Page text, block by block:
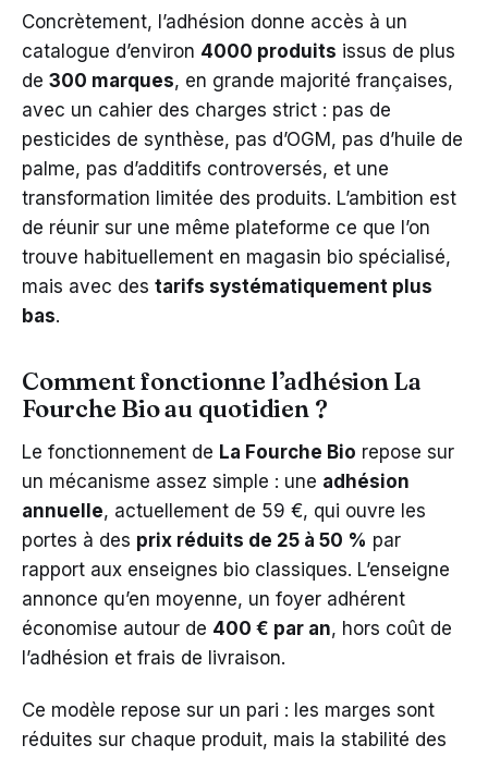
Concrètement, l’adhésion donne accès à un
catalogue d’environ 4000 produits issus de plus
de 300 marques, en grande majorité françaises,
avec un cahier des charges strict : pas de
pesticides de synthèse, pas d’OGM, pas d’huile de
palme, pas d’additifs controversés, et une
transformation limitée des produits. L’ambition est
de réunir sur une même plateforme ce que l’on
trouve habituellement en magasin bio spécialisé,
mais avec des tarifs systématiquement plus
bas.
Comment fonctionne l’adhésion La
Fourche Bio au quotidien ?
Le fonctionnement de La Fourche Bio repose sur
un mécanisme assez simple : une adhésion
annuelle, actuellement de 59 €, qui ouvre les
portes à des prix réduits de 25 à 50 % par
rapport aux enseignes bio classiques. L’enseigne
annonce qu’en moyenne, un foyer adhérent
économise autour de 400 € par an, hors coût de
l’adhésion et frais de livraison.
Ce modèle repose sur un pari : les marges sont
réduites sur chaque produit, mais la stabilité des